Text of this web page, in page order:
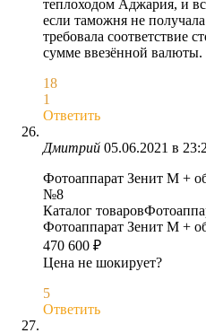
теплоходом Аджария, и
если таможня не
требовала соответствие
сумме ввезённой валюты.
18
1
Ответить
Дмитрий 05.06.2021 в
Фотоаппарат Зенит М +
№8
Каталог
Фотоаппарат Зенит М +
470 600 ₽
Цена не шокирует?
5
Ответить